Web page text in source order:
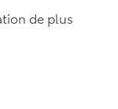
de plus